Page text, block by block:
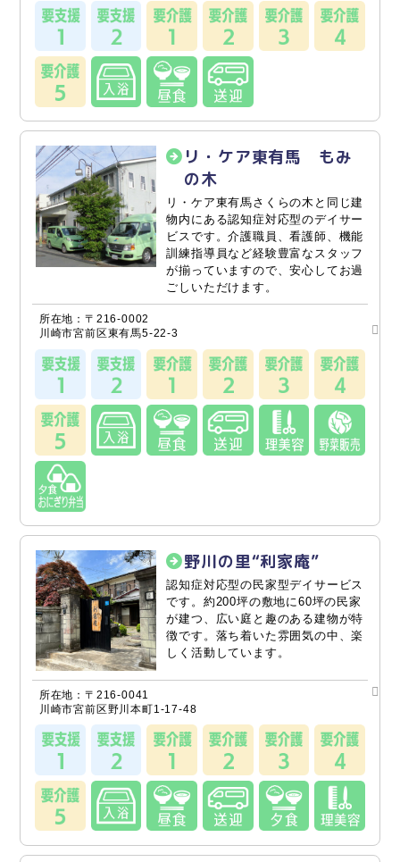
リ・ケア東有馬 もみ
の木
リ・ケア東有馬さくらの木と同じ建
物内にある認知症対応型のデイサー
ビスです。介護職員、看護師、機能
訓練指導員など経験豊富なスタッフ
が揃っていますので、安心してお過
ごしいただけます。
所在地：〒216-0002
川崎市宮前区東有馬5-22-3
野川の里“利家庵”
認知症対応型の民家型デイサービス
です。約200坪の敷地に60坪の民家
が建つ、広い庭と趣のある建物が特
徴です。落ち着いた雰囲気の中、楽
しく活動しています。
所在地：〒216-0041
川崎市宮前区野川本町1-17-48